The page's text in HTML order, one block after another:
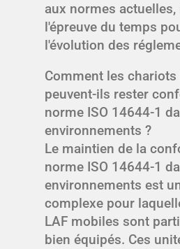
aux normes
l'épreuve du temps
l'évolution des
Comment les chariots
peuvent-ils rester
norme ISO 14644-1
environnements ?
Le maintien de la
norme ISO 14644-1
environnements est
complexe pour
LAF mobiles sont
bien équipés. Ces